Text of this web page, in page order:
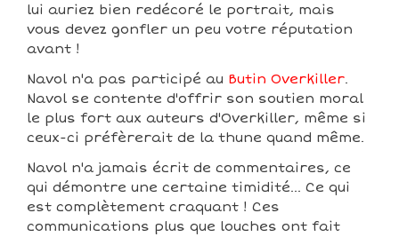
lui auriez bien redécoré le portrait, mais
vous devez gonfler un peu votre réputation
avant !
Navol n'a pas participé au Butin Overkiller.
Navol se contente d'offrir son soutien moral
le plus fort aux auteurs d'Overkiller, même si
ceux-ci préfèrerait de la thune quand même.
Navol n'a jamais écrit de commentaires, ce
qui démontre une certaine timidité... Ce qui
est complètement craquant ! Ces
communications plus que louches ont fait